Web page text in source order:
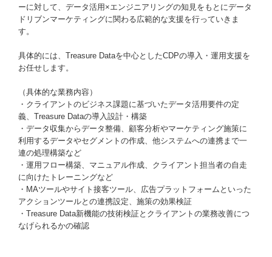
ーに対して、データ活用×エンジニアリングの知見をもとにデータ
ドリブンマーケティングに関わる広範的な支援を行っていきま
す。
具体的には、Treasure Dataを中心としたCDPの導入・運用支援を
お任せします。
（具体的な業務内容）
・クライアントのビジネス課題に基づいたデータ活用要件の定
義、Treasure Dataの導入設計・構築
・データ収集からデータ整備、顧客分析やマーケティング施策に
利用するデータやセグメントの作成、他システムへの連携まで一
連の処理構築など
・運用フロー構築、マニュアル作成、クライアント担当者の自走
に向けたトレーニングなど
・MAツールやサイト接客ツール、広告プラットフォームといった
アクションツールとの連携設定、施策の効果検証
・Treasure Data新機能の技術検証とクライアントの業務改善につ
なげられるかの確認